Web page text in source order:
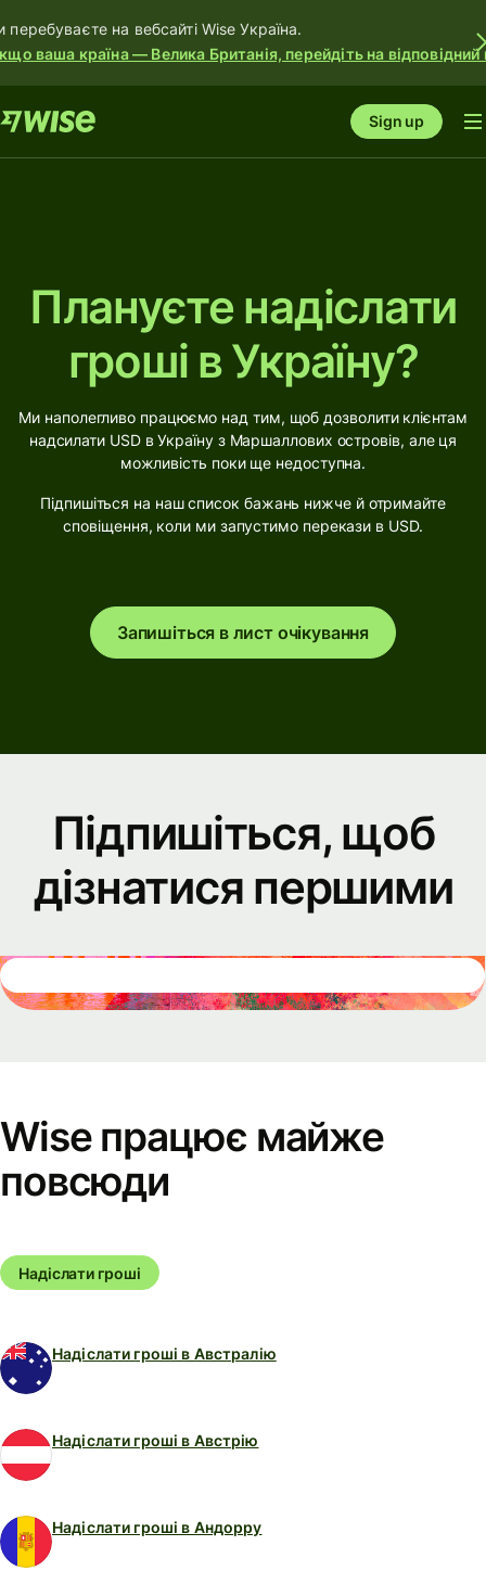
перебуваєте на вебсайті Wise Україна.
ваша країна — Велика Британія, перейдіть на відповідний
Sign up
Плануєте надіслати
гроші в Україну?
Ми наполегливо працюємо над тим, щоб дозволити клієнтам
надсилати USD в Україну з Маршаллових островів, але ця
можливість поки ще недоступна.
Підпишіться на наш список бажань нижче й отримайте
сповіщення, коли ми запустимо перекази в USD.
Запишіться в лист очікування
Підпишіться, щоб
дізнатися першими
Wise працює майже
повсюди
Надіслати гроші
Надіслати гроші в Австралію
Надіслати гроші в Австрію
Надіслати гроші в Андорру